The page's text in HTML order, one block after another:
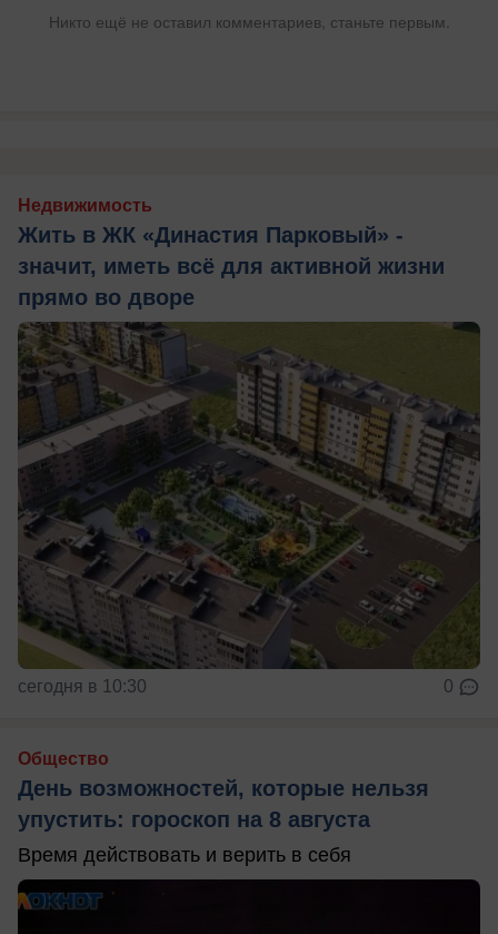
Никто ещё не оставил комментариев, станьте первым.
Недвижимость
Жить в ЖК «Династия Парковый» -
значит, иметь всё для активной жизни
прямо во дворе
сегодня в 10:30 0
Общество
День возможностей, которые нельзя
упустить: гороскоп на 8 августа
Время действовать и верить в себя